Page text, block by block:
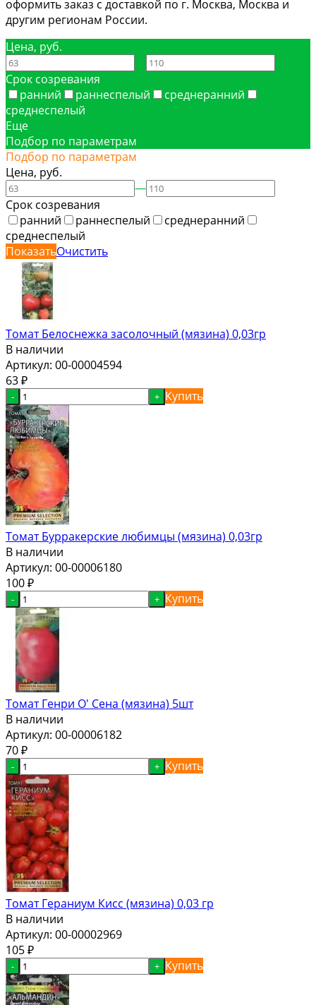
оформить заказ с доставкой по г. Москва, Москва и
другим регионам России.
Цена, руб.
Срок созревания
ранний
раннеспелый
среднеранний
среднеспелый
Еще
Подбор по параметрам
Подбор по параметрам
Цена, руб.
—
Срок созревания
ранний
раннеспелый
среднеранний
среднеспелый
ПоказатьОчистить
Томат Белоснежка засолочный (мязина) 0,03гр
В наличии
Артикул: 00-00004594
63 ₽
- + Купить
Томат Бурракерские любимцы (мязина) 0,03гр
В наличии
Артикул: 00-00006180
100 ₽
- + Купить
Томат Генри О' Сена (мязина) 5шт
В наличии
Артикул: 00-00006182
70 ₽
- + Купить
Томат Гераниум Кисс (мязина) 0,03 гр
В наличии
Артикул: 00-00002969
105 ₽
- + Купить